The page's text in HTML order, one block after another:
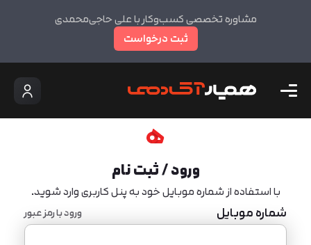
مشاوره تخصصی کسب‌وکار با علی حاجی‌محمدی
ثبت درخواست
ورود / ثبت نام
با استفاده از شماره موبایل خود به پنل کاربری وارد شوید.
شماره موبایل ورود با رمز عبور